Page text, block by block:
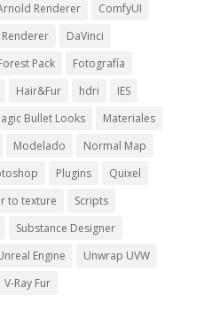
Renderer
ComfyUI
DaVinci
Pack
Fotografía
Hair&Fur hdri
IES
Bullet Looks
Materiales
Modelado
Normal Map
Plugins
Quixel
to texture
Scripts
Substance Designer
Engine
Unwrap UVW
V-Ray Fur